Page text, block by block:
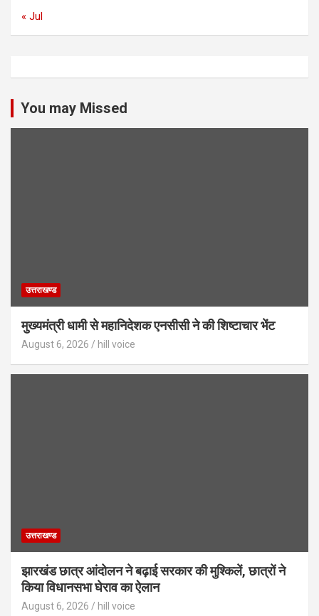
« Jul
You may Missed
उत्तराखण्ड
मुख्यमंत्री धामी से महानिदेशक एनसीसी ने की शिष्टाचार भेंट
August 6, 2026 hill voice
उत्तराखण्ड
झारखंड छात्र आंदोलन ने बढ़ाई सरकार की मुश्किलें, छात्रों ने
किया विधानसभा घेराव का ऐलान
August 6, 2026 hill voice